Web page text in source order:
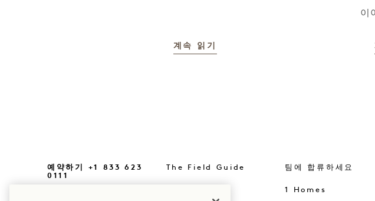
계속 읽기
이
예약하기 +1 833 623
0111
The Field Guide 팀에 합류하세요
1 Homes